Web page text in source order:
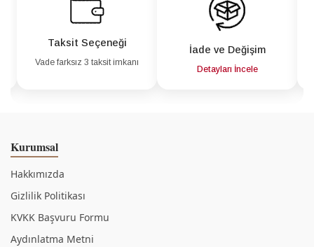
Taksit Seçeneği
Vade farksız 3 taksit imkanı
İade ve Değişim
Detayları İncele
Kurumsal
Hakkımızda
Gizlilik Politikası
KVKK Başvuru Formu
Aydınlatma Metni